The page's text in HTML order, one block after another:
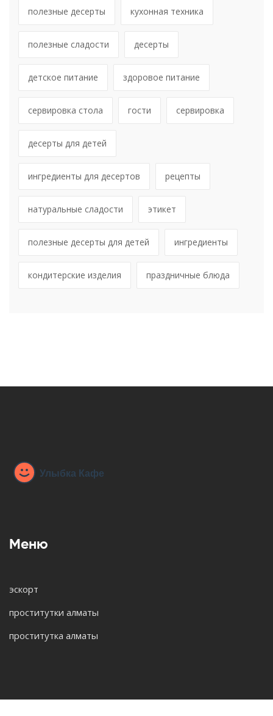
полезные десерты кухонная техника
полезные сладости десерты
детское питание здоровое питание
сервировка стола гости сервировка
десерты для детей
ингредиенты для десертов рецепты
натуральные сладости этикет
полезные десерты для детей ингредиенты
кондитерские изделия праздничные блюда
Меню
эскорт
проститутки алматы
проститутка алматы